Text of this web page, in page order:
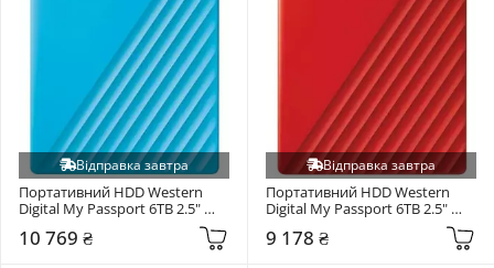
Відправка завтра
Портативний HDD Western
Digital My Passport 6TB 2.5"
USB 3.2 Blue (WDBR9S0060BBL-
WESN)
10 769 ₴
Відправка завтра
Портативний HDD Western
Digital My Passport 6TB 2.5"
USB 3.2 Red (WDBR9S0060BRD-
WESN)
9 178 ₴